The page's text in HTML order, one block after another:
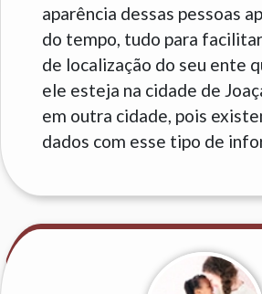
aparência dessas pessoas
do tempo, tudo para
de localização do seu ente
ele esteja na cidade de
em outra cidade, pois
dados com esse tipo de